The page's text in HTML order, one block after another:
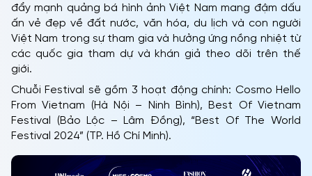
đẩy mạnh quảng bá hình ảnh Việt Nam mang đậm dấu
ấn vẻ đẹp về đất nước, văn hóa, du lịch và con người
Việt Nam trong sự tham gia và hưởng ứng nồng nhiệt từ
các quốc gia tham dự và khán giả theo dõi trên thế
giới.
Chuỗi Festival sẽ gồm 3 hoạt động chính: Cosmo Hello
From Vietnam (Hà Nội – Ninh Bình), Best Of Vietnam
Festival (Bảo Lộc – Lâm Đồng), “Best Of The World
Festival 2024” (TP. Hồ Chí Minh).